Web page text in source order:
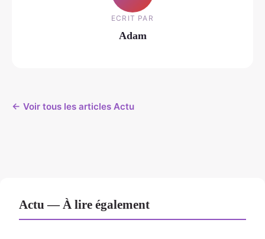
ECRIT PAR
Adam
← Voir tous les articles Actu
Actu — À lire également